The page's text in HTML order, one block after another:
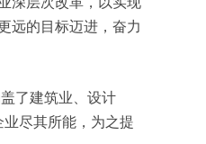
远的目标迈进，奋力
了建筑业、设计
尽其所能，为之提